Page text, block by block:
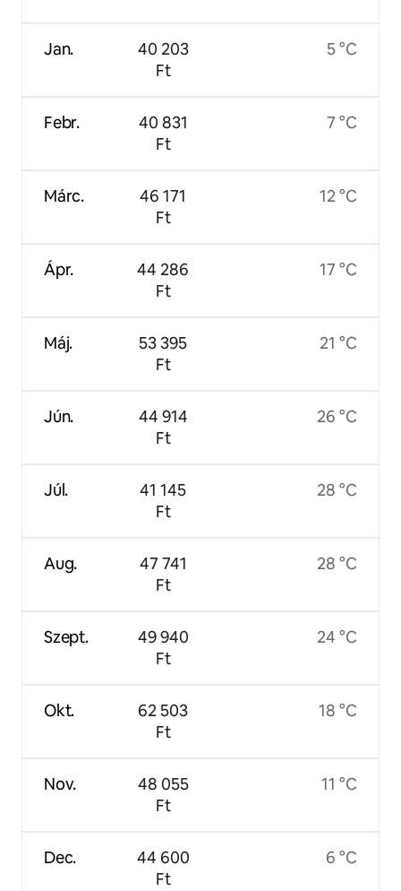
Jan.
Febr.
Márc.
Ápr.
Máj.
Jún.
Júl.
Aug.
Szept.
Okt.
Nov.
Dec.
40 203
Ft
40 831
Ft
46 171
Ft
44 286
Ft
53 395
Ft
44 914
Ft
41 145
Ft
47 741
Ft
49 940
Ft
62 503
Ft
48 055
Ft
44 600
Ft
5 °C
7 °C
12 °C
17 °C
21 °C
26 °C
28 °C
28 °C
24 °C
18 °C
11 °C
6 °C